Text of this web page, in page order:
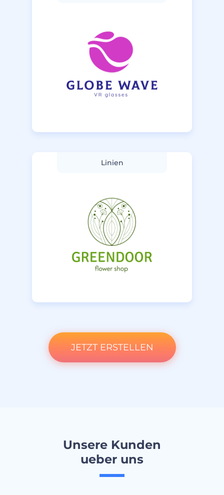
Linien
JETZT ERSTELLEN
Unsere Kunden
ueber uns